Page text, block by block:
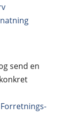
send en
Forretnings-